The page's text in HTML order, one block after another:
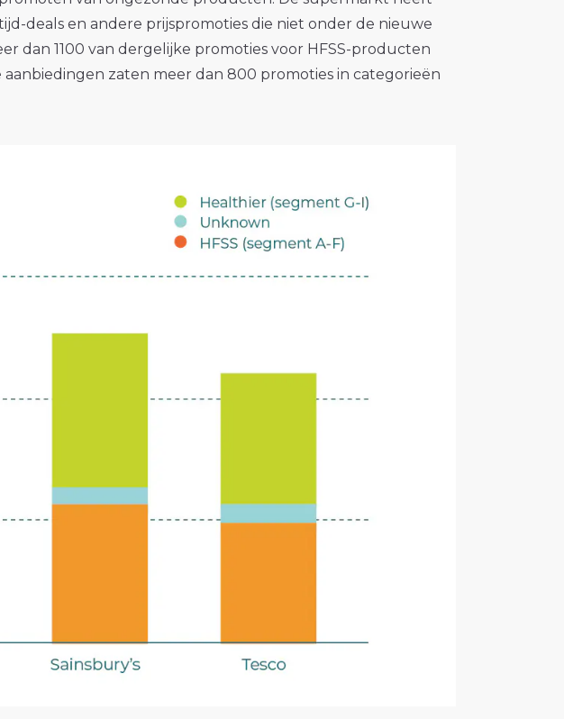
deals en andere prijspromoties die niet onder de nieuwe
dan 1100 van dergelijke promoties voor HFSS-producten
zaten meer dan 800 promoties in categorieën